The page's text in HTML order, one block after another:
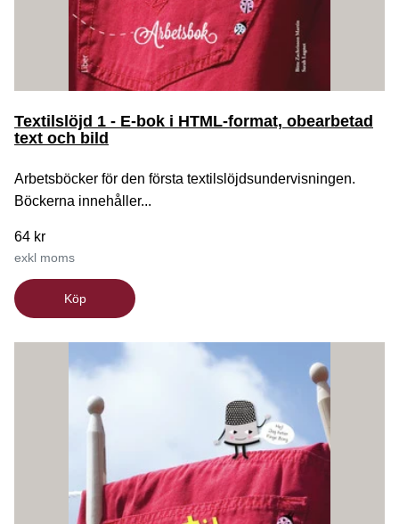
Textilslöjd 1 - E-bok i HTML-format, obearbetad
text och bild
Arbetsböcker för den första textilslöjdsundervisningen.
Böckerna innehåller...
64 kr
exkl moms
Köp